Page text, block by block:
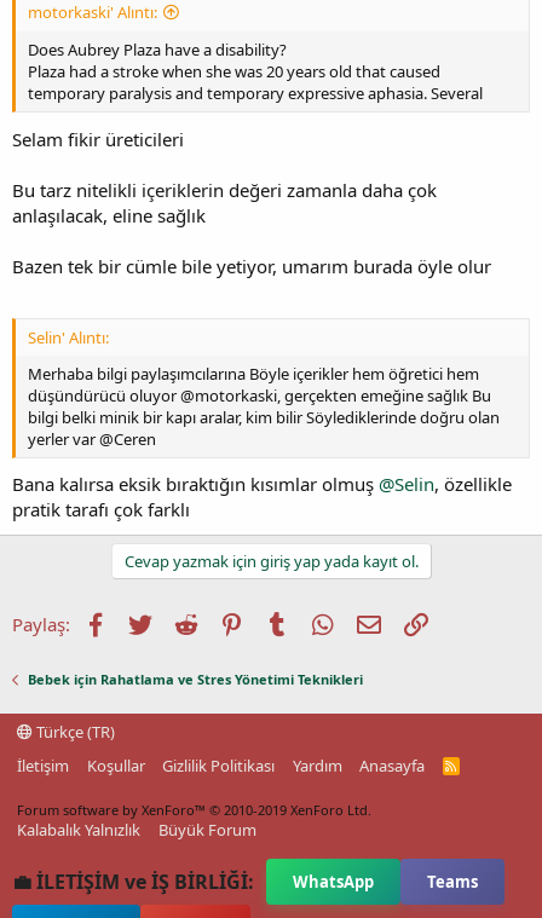
motorkaski' Alıntı:
Does Aubrey Plaza have a disability?
Plaza had a stroke when she was 20 years old that caused
temporary paralysis and temporary expressive aphasia. Several
Selam fikir üreticileri
Bu tarz nitelikli içeriklerin değeri zamanla daha çok
anlaşılacak, eline sağlık
Bazen tek bir cümle bile yetiyor, umarım burada öyle olur
Selin' Alıntı:
Merhaba bilgi paylaşımcılarına Böyle içerikler hem öğretici hem
düşündürücü oluyor @motorkaski, gerçekten emeğine sağlık Bu
bilgi belki minik bir kapı aralar, kim bilir Söylediklerinde doğru olan
yerler var @Ceren
Bana kalırsa eksik bıraktığın kısımlar olmuş @Selin, özellikle
pratik tarafı çok farklı
Cevap yazmak için giriş yap yada kayıt ol.
Paylaş: Facebook
TwitterReddit PinterestTumblrWhatsApp
E-postaLink
Bebek için Rahatlama ve Stres Yönetimi Teknikleri
Türkçe (TR)
İletişim
Koşullar Gizlilik Politikası Yardım Anasayfa
R
Forum software by XenForo™ © 2010-2019 XenForo Ltd.
Kalabalık Yalnızlık Büyük Forum
💼 İLETİŞİM ve İŞ BİRLİĞİ: WhatsApp Teams